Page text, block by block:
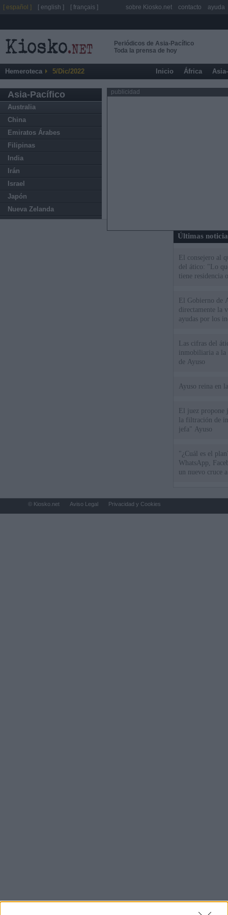
Periódicos de Asia-Pacífico
Toda la prensa de hoy
Hemeroteca 5/Dic/2022 Inicio África
Asia-Pacífico
Australia
China
Emiratos Árabes
Filipinas
India
Irán
Israel
Japón
Nueva Zelanda
publicidad
Últimas
El consejero al
del ático: "Lo
tiene residencia
El Gobierno de
directamente la
ayudas por los
Las cifras del
inmobiliaria a la
de Ayuso
Ayuso reina en
El juez propone
la filtración de
jefa" Ayuso
"¿Cuál es el
WhatsApp,
un nuevo cruce
[ español ] [ english ] [ français ] sobre Kiosko.net contacto ayuda
© Kiosko.net Aviso Legal Privacidad y Cookies